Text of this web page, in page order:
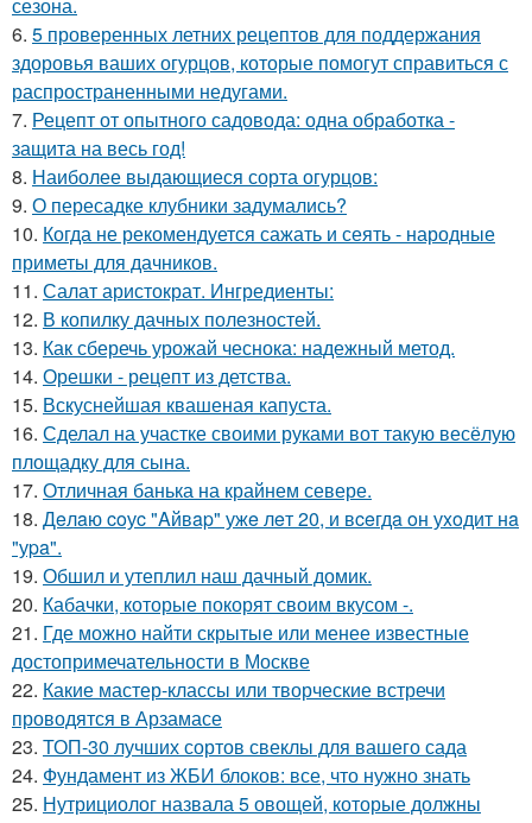
6. 5 проверенных летних рецептов для поддержания
здоровья ваших огурцов, которые помогут справиться с
распространенными недугами.
7. Рецепт от опытного садовода: одна обработка -
защита на весь год!
8. Наиболее выдающиеся сорта огурцов:
9. О пересадке клубники задумались?
10. Когда не рекомендуется сажать и сеять - народные
приметы для дачников.
11. Салат аристократ. Ингредиенты:
12. В копилку дачных полезностей.
13. Как сберечь урожай чеснока: надежный метод.
14. Орешки - рецепт из детства.
15. Вскуснейшая квашеная капуста.
16. Сделал на участке своими руками вот такую весёлую
площадку для сына.
17. Отличная банька на крайнем севере.
18. Дeлaю coуc "Aйвap" ужe лeт 20, и вceгдa oн уxoдит нa
"уpa".
19. Обшил и утеплил наш дачный домик.
20. Кабачки, которые покорят своим вкусом -.
21. Где можно найти скрытые или менее известные
достопримечательности в Москве
22. Какие мастер-классы или творческие встречи
проводятся в Арзамасе
23. ТОП-30 лучших сортов свеклы для вашего сада
24. Фундамент из ЖБИ блоков: все, что нужно знать
25. Нутрициолог назвала 5 овощей, которые должны